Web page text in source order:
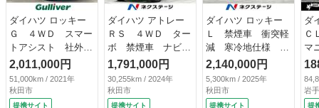
ダイハツ ロッキー
Ｇ ４ＷＤ スマー
トアシスト 社外Ｓ
Ｄナビ 全方位カメ
ラ レーダークルー
ズコントロール Ｌ
ＥＤオートライト
2,011,000円
51,000km / 2021年
秋田市
提携サイト
ダイハツ アトレー
ＲＳ ４ＷＤ ター
ボ 禁煙車 ナビ
バックカメラ 衝突
軽減 アダプティブ
クルーズコントロー
ル 両側電動スライ
1,791,000円
30,255km / 2024年
秋田市
提携サイト
ダイハツ ロッキー
Ｌ 禁煙車 衝突軽
減 寒冷地仕様 ナ
ビ バックカメラ
ＥＴＣ コーナーセ
ンサー 前席シート
ヒーター ＬＥＤヘ
2,140,000円
5,300km / 2025年
秋田市
提携サイト
ダ
Ｃ
マ
岩
提